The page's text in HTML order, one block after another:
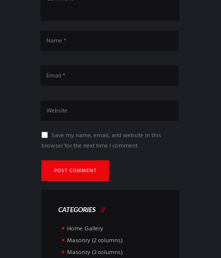
Save my name, email, and website in this
browser for the next time I comment.
CATEGORIES
Home Gallery
Masonry (2 columns)
Masonry (3 columns)